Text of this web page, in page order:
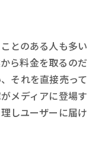
とのある人も多い
ら料金を取るのだ
それを直接売って
メディアに登場す
しユーザーに届け